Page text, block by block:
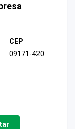
CEP
09171-420